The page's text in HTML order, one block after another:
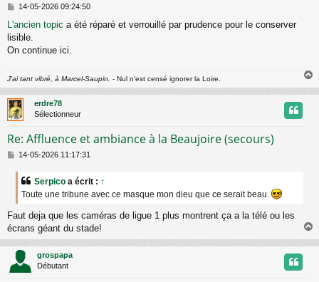
M
s
s
a
14-05-2026 09:24:50
L'ancien topic a été réparé et verrouillé par prudence pour le conserver
lisible.
On continue ici.
J'ai tant vibré, à Marcel-Saupin. - Nul n'est censé ignorer la Loire.
a
u
erdre78
Sélectionneur
Re: Affluence et ambiance à la Beaujoire (secours)
M
e
14-05-2026 11:17:31
Serpico a écrit : ↑
Toute une tribune avec ce masque mon dieu que ce serait beau.
Faut deja que les caméras de ligue 1 plus montrent ça a la télé ou les
écrans géant du stade!
a
u
grospapa
Débutant